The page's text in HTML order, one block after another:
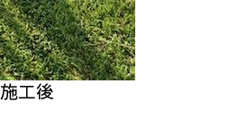
施工後